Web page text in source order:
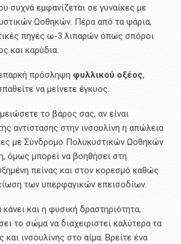
συχνά εμφανίζεται σε γυναίκες με
Ωοθηκών. Πέρα από τα ψάρια,
πηγές ω-3 λιπαρών όπως σπόροι
και καρύδια.
πρόσληψη φυλλικού οξέος,
να μείνετε έγκυος.
το βάρος σας, αν είναι
αντίστασης στην ινσουλίνη η απώλεια
με Σύνδρομο Πολυκυστικών Ωοθηκών
όμως μπορεί να βοηθήσει στη
πείνας και στον κορεσμό καθώς
των υπερφαγικών επεισοδίων.
και η φυσική δραστηριότητα,
το σώμα να διαχειριστεί καλύτερα τα
ινσουλίνης στο αίμα. Βρείτε ένα